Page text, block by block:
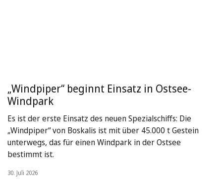
„Windpiper“ beginnt Einsatz in Ostsee-
Windpark
Es ist der erste Einsatz des neuen Spezialschiffs: Die
„Windpiper“ von Boskalis ist mit über 45.000 t Gestein
unterwegs, das für einen Windpark in der Ostsee
bestimmt ist.
30. Juli 2026